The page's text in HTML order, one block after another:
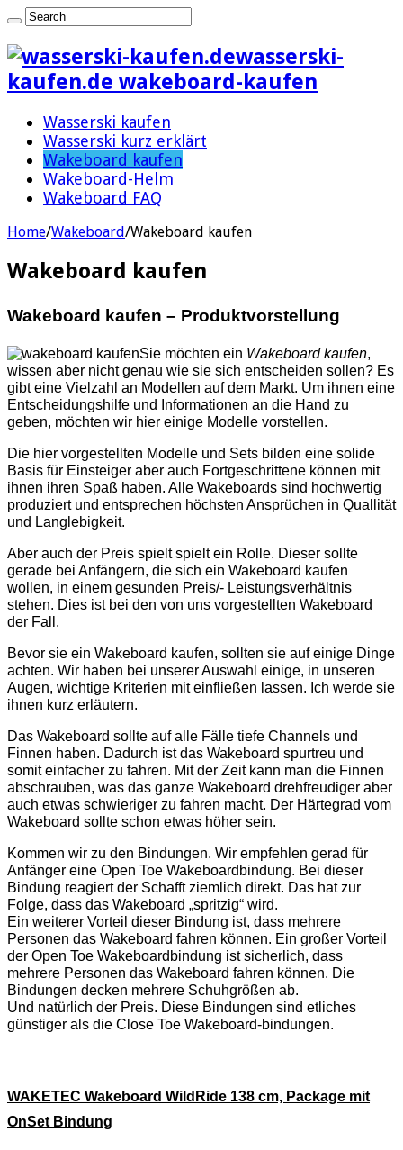
wasserski-
kaufen.de wakeboard-kaufen
Wasserski kaufen
Wasserski kurz erklärt
Wakeboard kaufen
Wakeboard-Helm
Wakeboard FAQ
Home/Wakeboard/Wakeboard kaufen
Wakeboard kaufen
Wakeboard kaufen – Produktvorstellung
Sie möchten ein Wakeboard kaufen,
wissen aber nicht genau wie sie sich entscheiden sollen? Es
gibt eine Vielzahl an Modellen auf dem Markt. Um ihnen eine
Entscheidungshilfe und Informationen an die Hand zu
geben, möchten wir hier einige Modelle vorstellen.
Die hier vorgestellten Modelle und Sets bilden eine solide
Basis für Einsteiger aber auch Fortgeschrittene können mit
ihnen ihren Spaß haben. Alle Wakeboards sind hochwertig
produziert und entsprechen höchsten Ansprüchen in Quallität
und Langlebigkeit.
Aber auch der Preis spielt spielt ein Rolle. Dieser sollte
gerade bei Anfängern, die sich ein Wakeboard kaufen
wollen, in einem gesunden Preis/- Leistungsverhältnis
stehen. Dies ist bei den von uns vorgestellten Wakeboard
der Fall.
Bevor sie ein Wakeboard kaufen, sollten sie auf einige Dinge
achten. Wir haben bei unserer Auswahl einige, in unseren
Augen, wichtige Kriterien mit einfließen lassen. Ich werde sie
ihnen kurz erläutern.
Das Wakeboard sollte auf alle Fälle tiefe Channels und
Finnen haben. Dadurch ist das Wakeboard spurtreu und
somit einfacher zu fahren. Mit der Zeit kann man die Finnen
abschrauben, was das ganze Wakeboard drehfreudiger aber
auch etwas schwieriger zu fahren macht. Der Härtegrad vom
Wakeboard sollte schon etwas höher sein.
Kommen wir zu den Bindungen. Wir empfehlen gerad für
Anfänger eine Open Toe Wakeboardbindung. Bei dieser
Bindung reagiert der Schafft ziemlich direkt. Das hat zur
Folge, dass das Wakeboard „spritzig“ wird.
Ein weiterer Vorteil dieser Bindung ist, dass mehrere
Personen das Wakeboard fahren können. Ein großer Vorteil
der Open Toe Wakeboardbindung ist sicherlich, dass
mehrere Personen das Wakeboard fahren können. Die
Bindungen decken mehrere Schuhgrößen ab.
Und natürlich der Preis. Diese Bindungen sind etliches
günstiger als die Close Toe Wakeboard-bindungen.
WAKETEC Wakeboard WildRide 138 cm, Package mit
OnSet Bindung